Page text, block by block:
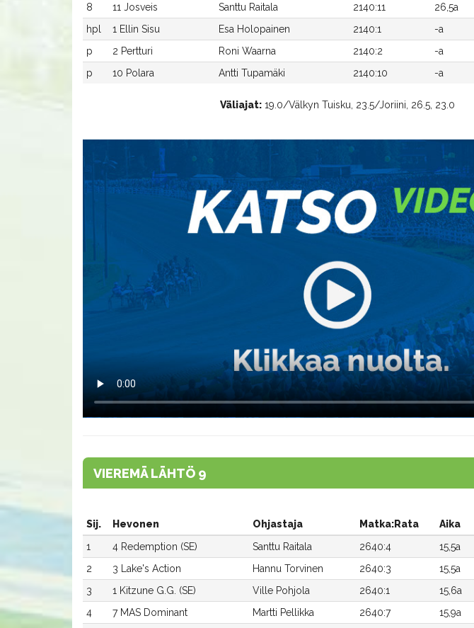
8
11 Josveis Santtu Raitala 2140:11 26,5a
hpl
1 Ellin Sisu Esa Holopainen 2140:1 -a
p
2 Pertturi Roni Waarna 2140:2 -a
p
10 Polara Antti Tupamäki 2140:10 -a
Väliajat: 19.0/Välkyn Tuisku, 23.5/Joriini, 26.5, 23.0
VIEREMÄ LÄHTÖ 9
Sij. Hevonen Ohjastaja Matka:Rata Aika
1
4 Redemption (SE) Santtu Raitala 2640:4 15,5a
2
3 Lake's Action Hannu Torvinen 2640:3 15,5a
3
1 Kitzune G.G. (SE) Ville Pohjola 2640:1 15,6a
4
7 MAS Dominant Martti Pellikka 2640:7 15,9a